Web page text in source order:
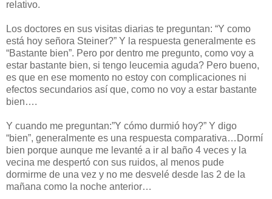
relativo.
Los doctores en sus visitas diarias te preguntan: “Y como
está hoy señora Steiner?” Y la respuesta generalmente es
“Bastante bien”. Pero por dentro me pregunto, como voy a
estar bastante bien, si tengo leucemia aguda? Pero bueno,
es que en ese momento no estoy con complicaciones ni
efectos secundarios así que, como no voy a estar bastante
bien….
Y cuando me preguntan:”Y cómo durmió hoy?” Y digo
“bien”, generalmente es una respuesta comparativa…Dormí
bien porque aunque me levanté a ir al baño 4 veces y la
vecina me despertó con sus ruidos, al menos pude
dormirme de una vez y no me desvelé desde las 2 de la
mañana como la noche anterior…